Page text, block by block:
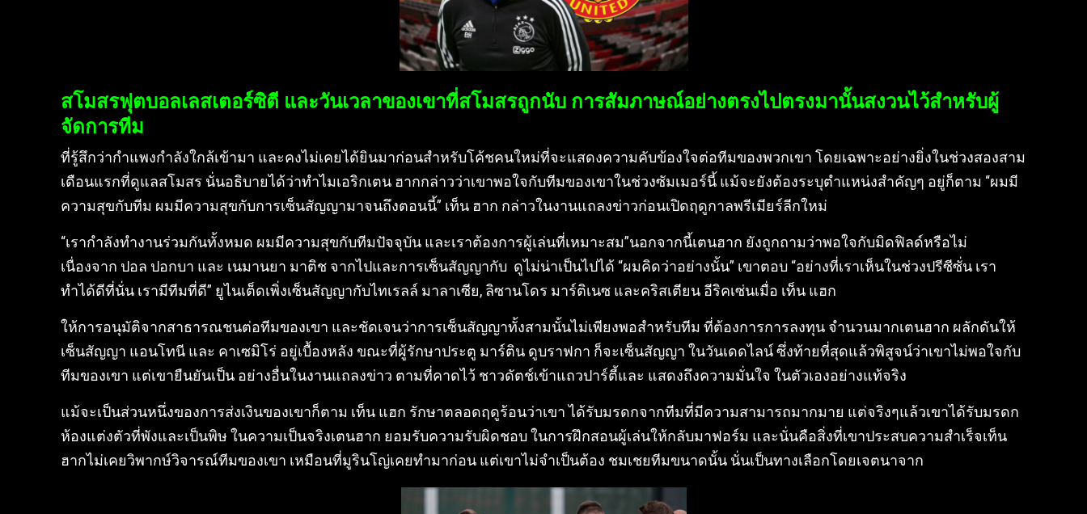
สโมสรฟุตบอลเลสเตอร์ซิตี และวันเวลาของเขาที่สโมสรถูกนับ การสัมภาษณ์อย่างตรงไปตรงมานั้นสงวนไว้สำหรับผู้
จัดการทีม
ที่รู้สึกว่ากำแพงกำลังใกล้เข้ามา และคงไม่เคยได้ยินมาก่อนสำหรับโค้ชคนใหม่ที่จะแสดงความคับข้องใจต่อทีมของพวกเขา โดยเฉพาะอย่างยิ่งในช่วงสองสาม
เดือนแรกที่ดูแลสโมสร นั่นอธิบายได้ว่าทำไมเอริกเตน ฮากกล่าวว่าเขาพอใจกับทีมของเขาในช่วงซัมเมอร์นี้ แม้จะยังต้องระบุตำแหน่งสำคัญๆ อยู่ก็ตาม “ผมมี
ความสุขกับทีม ผมมีความสุขกับการเซ็นสัญญามาจนถึงตอนนี้” เท็น ฮาก กล่าวในงานแถลงข่าวก่อนเปิดฤดูกาลพรีเมียร์ลีกใหม่
“เรากำลังทำงานร่วมกันทั้งหมด ผมมีความสุขกับทีมปัจจุบัน และเราต้องการผู้เล่นที่เหมาะสม”นอกจากนี้เตนฮาก ยังถูกถามว่าพอใจกับมิดฟิลด์หรือไม่
เนื่องจาก ปอล ปอกบา และ เนมานยา มาติช จากไปและการเซ็นสัญญากับ ดูไม่น่าเป็นไปได้ “ผมคิดว่าอย่างนั้น” เขาตอบ “อย่างที่เราเห็นในช่วงปรีซีซั่น เรา
ทำได้ดีที่นั่น เรามีทีมที่ดี” ยูไนเต็ดเพิ่งเซ็นสัญญากับไทเรลล์ มาลาเซีย, ลิซานโดร มาร์ติเนซ และคริสเตียน อีริคเซ่นเมื่อ เท็น แฮก
ให้การอนุมัติจากสาธารณชนต่อทีมของเขา และชัดเจนว่าการเซ็นสัญญาทั้งสามนั้นไม่เพียงพอสำหรับทีม ที่ต้องการการลงทุน จำนวนมากเตนฮาก ผลักดันให้
เซ็นสัญญา แอนโทนี และ คาเซมิโร่ อยู่เบื้องหลัง ขณะที่ผู้รักษาประตู มาร์ติน ดูบราฟกา ก็จะเซ็นสัญญา ในวันเดดไลน์ ซึ่งท้ายที่สุดแล้วพิสูจน์ว่าเขาไม่พอใจกับ
ทีมของเขา แต่เขายืนยันเป็น อย่างอื่นในงานแถลงข่าว ตามที่คาดไว้ ชาวดัตช์เข้าแถวปาร์ตี้และ แสดงถึงความมั่นใจ ในตัวเองอย่างแท้จริง
แม้จะเป็นส่วนหนึ่งของการส่งเงินของเขาก็ตาม เท็น แฮก รักษาตลอดฤดูร้อนว่าเขา ได้รับมรดกจากทีมที่มีความสามารถมากมาย แต่จริงๆแล้วเขาได้รับมรดก
ห้องแต่งตัวที่พังและเป็นพิษ ในความเป็นจริงเตนฮาก ยอมรับความรับผิดชอบ ในการฝึกสอนผู้เล่นให้กลับมาฟอร์ม และนั่นคือสิ่งที่เขาประสบความสำเร็จเท็น
ฮากไม่เคยวิพากษ์วิจารณ์ทีมของเขา เหมือนที่มูรินโญ่เคยทำมาก่อน แต่เขาไม่จำเป็นต้อง ชมเชยทีมขนาดนั้น นั่นเป็นทางเลือกโดยเจตนาจาก